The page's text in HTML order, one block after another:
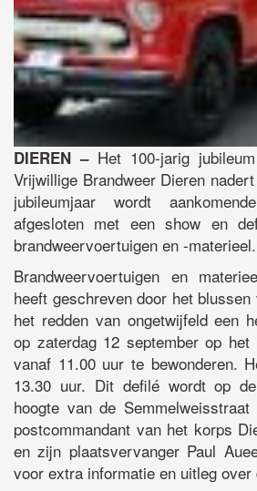
DIEREN – Het 100-jarig
Vrijwillige Brandweer Dieren
jubileumjaar wordt
afgesloten met een show en
brandweervoertuigen en -materieel.
Brandweervoertuigen en
heeft geschreven door het
het redden van ongetwijfeld een
op zaterdag 12 september op
vanaf 11.00 uur te bewonderen.
13.30 uur. Dit defilé wordt op
hoogte van de
postcommandant van het korps
en zijn plaatsvervanger Paul
voor extra informatie en uitleg over